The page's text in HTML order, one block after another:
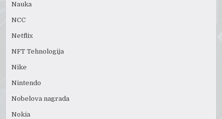
Nauka
NCC
Netflix
NFT Tehnologija
Nike
Nintendo
Nobelova nagrada
Nokia